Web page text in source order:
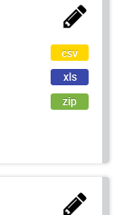
csv
xls
zip